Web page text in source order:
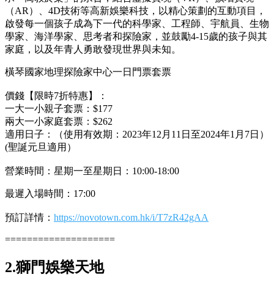
（AR）、4D技術等高新娛樂科技，以精心策劃的互動項目，
啟發每一個孩子成為下一代的科學家、工程師、宇航員、生物
學家、海洋學家、思考者和探險家，並鼓勵4-15歲的孩子與其
家庭，以及年青人勇敢發現世界與未知。
橫琴國家地理探險家中心一日門票套票
價錢【限時7折特惠】：
一大一小親子套票：$177
兩大一小家庭套票：$262
適用日子：
（使用有效期：2023年12月11日至2024年1月7日）
(聖誕元旦適用）
營業時間：星期一至星期日：10:00-18:00
最遲入場時間：17:00
預訂詳情： https://novotown.com.hk/i/T7zR42gAA
====================
2.獅門娛樂天地